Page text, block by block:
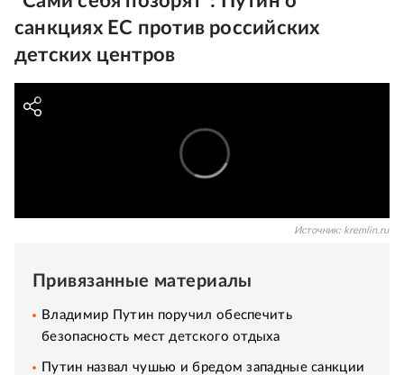
санкциях ЕС против российских
детских центров
Источник: kremlin.ru
Привязанные материалы
Владимир Путин поручил обеспечить
безопасность мест детского отдыха
Путин назвал чушью и бредом западные санкции